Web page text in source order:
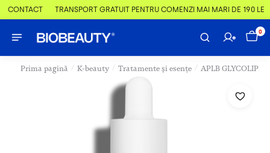
CONTACT TRANSPORT GRATUIT PENTRU COMENZI MAI MARI DE 190 LEI
0
Prima pagină / K-beauty / Tratamente și esențe / APLB